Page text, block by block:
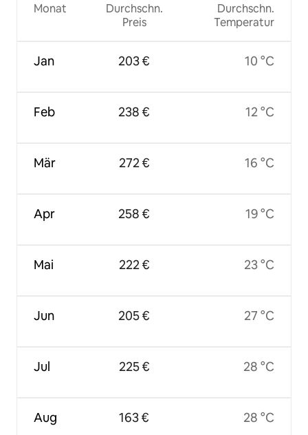
Monat
Jan
Feb
Mär
Apr
Mai
Jun
Jul
Aug
Durchschn.
Preis
203 €
238 €
272 €
258 €
222 €
205 €
225 €
163 €
Durchschn.
Temperatur
10 °C
12 °C
16 °C
19 °C
23 °C
27 °C
28 °C
28 °C